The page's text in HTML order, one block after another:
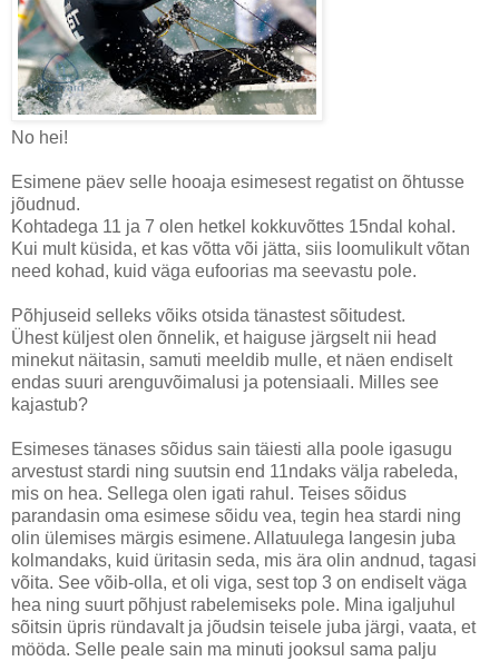
No hei!
Esimene päev selle hooaja esimesest regatist on õhtusse
jõudnud.
Kohtadega 11 ja 7 olen hetkel kokkuvõttes 15ndal kohal.
Kui mult küsida, et kas võtta või jätta, siis loomulikult võtan
need kohad, kuid väga eufoorias ma seevastu pole.
Põhjuseid selleks võiks otsida tänastest sõitudest.
Ühest küljest olen õnnelik, et haiguse järgselt nii head
minekut näitasin, samuti meeldib mulle, et näen endiselt
endas suuri arenguvõimalusi ja potensiaali. Milles see
kajastub?
Esimeses tänases sõidus sain täiesti alla poole igasugu
arvestust stardi ning suutsin end 11ndaks välja rabeleda,
mis on hea. Sellega olen igati rahul. Teises sõidus
parandasin oma esimese sõidu vea, tegin hea stardi ning
olin ülemises märgis esimene. Allatuulega langesin juba
kolmandaks, kuid üritasin seda, mis ära olin andnud, tagasi
võita. See võib-olla, et oli viga, sest top 3 on endiselt väga
hea ning suurt põhjust rabelemiseks pole. Mina igaljuhul
sõitsin üpris ründavalt ja jõudsin teisele juba järgi, vaata, et
mööda. Selle peale sain ma minuti jooksul sama palju